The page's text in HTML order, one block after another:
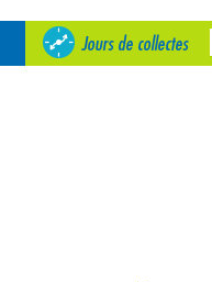
Jours de collectes